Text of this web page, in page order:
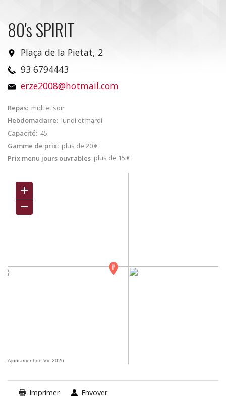
80's SPIRIT
Plaça de la Pietat, 2
93 6794443
erze2008@hotmail.com
Repas: midi et soir
Hebdomadaire: lundi et mardi
Capacité: 45
Gamme de prix: plus de 20 €
Prix menu jours ouvrables plus de 15 €
Ajuntament de Vic 2026
Imprimer Envoyer